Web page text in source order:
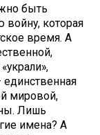
быть
которая
время. А
мировой,
Лишь
имена? А